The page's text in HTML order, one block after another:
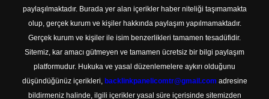
paylaşılmaktadır. Burada yer alan içerikler haber niteliği taşımamakta
olup, gerçek kurum ve kişiler hakkında paylaşım yapılmamaktadır.
Gerçek kurum ve kişiler ile isim benzerlikleri tamamen tesadüfidir.
Sitemiz, kar amacı gütmeyen ve tamamen ücretsiz bir bilgi paylaşım
platformudur. Hukuka ve yasal düzenlemelere aykırı olduğunu
düşündüğünüz içerikleri, backlinkpanelicomtr@gmail.com adresine
bildirmeniz halinde, ilgili içerikler yasal süre içerisinde sitemizden